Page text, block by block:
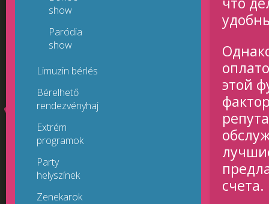
этой
счета.
show
Paródia
show
Limuzin bérlés
Bérelhető
rendezvényhajók
Extrém
programok
Party
helyszínek
Zenekarok